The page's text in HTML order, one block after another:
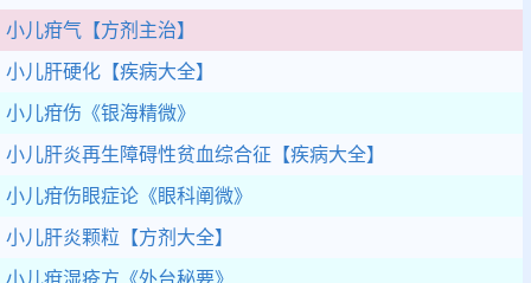
小儿疳气 【方剂主治】
小儿肝硬化 【疾病大全】
小儿疳伤 《银海精微》
小儿肝炎再生障碍性贫血综合征 【疾病大全】
小儿疳伤眼症论 《眼科阐微》
小儿肝炎颗粒 【方剂大全】
小儿疳湿疮方 《外台秘要》